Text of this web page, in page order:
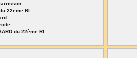
22eme RI
....
du 22ème RI